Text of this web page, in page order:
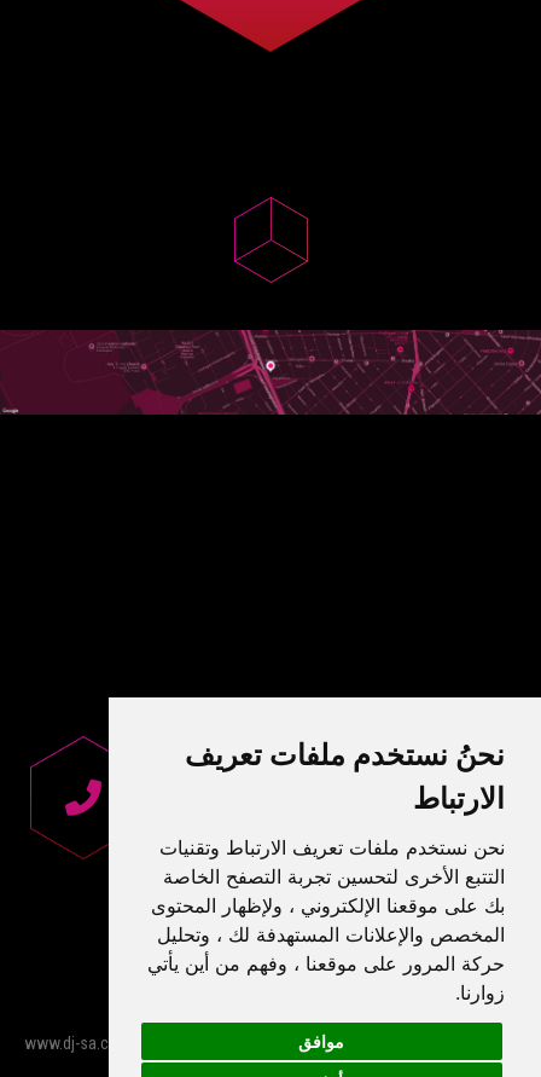
نحنُ نستخدم ملفات تعريف
الارتباط
نحن نستخدم ملفات تعريف الارتباط وتقنيات
التتبع الأخرى لتحسين تجربة التصفح الخاصة
بك على موقعنا الإلكتروني ، ولإظهار المحتوى
المخصص والإعلانات المستهدفة لك ، وتحليل
حركة المرور على موقعنا ، وفهم من أين يأتي
زوارنا.
موافق
Σχεδιασμός Ιστοσελίδας
NetPlanet